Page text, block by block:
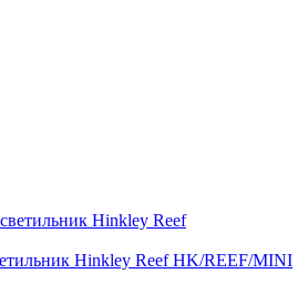
Hinkley Reef HK/REEF/MINI